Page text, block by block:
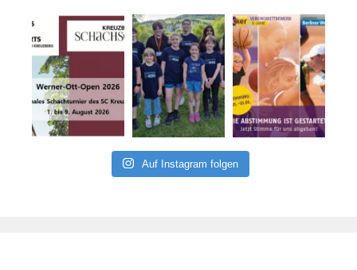
Auf Instagram folgen